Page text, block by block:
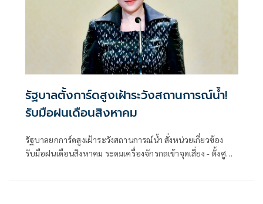
รัฐบาลตั้งการ์ดสูงเฝ้าระวังสถานการณ์น้ำ!
รับมือฝนเดือนสิงหาคม
รัฐบาลยกการ์ดสูงเฝ้าระวังสถานการณ์น้ำ สั่งหน่วยเกี่ยวข้อง
รับมือฝนเดือนสิงหาคม ระดมเครื่องจักรกลเข้าจุดเสี่ยง - ตั้งศูนย์